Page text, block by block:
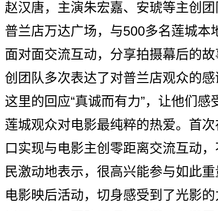
赵汉唐，主演朱宏嘉、安琥等主创
普兰店万达广场，与500多名莲城本
面对面交流互动，分享拍摄幕后的
创团队多次表达了对普兰店观众的
这里的回应“真诚而有力”，让他们感
莲城观众对电影最纯粹的热爱。首
口实现与电影主创零距离交流互动
民激动地表示，很高兴能参与如此
电影映后活动，切身感受到了光影